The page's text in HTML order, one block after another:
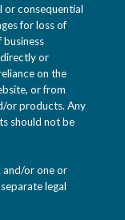
or consequential
for loss of
or
on the
or from
or products. Any
should not be
and/or one or
legal